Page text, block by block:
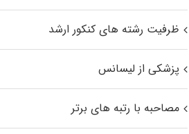
ظرفیت رشته های کنکور ارشد
پزشکی از لیسانس
مصاحبه با رتبه های برتر